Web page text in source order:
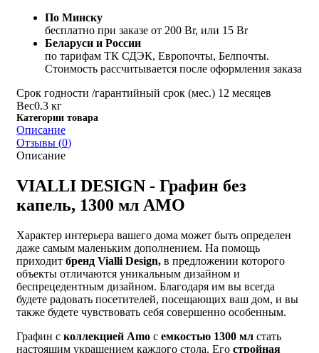
По Минску
бесплатно при заказе от 200 Br, или 15 Br
Беларуси и России
по тарифам ТК СДЭК, Европочты, Белпочты.
Стоимость рассчитывается после оформления заказа
Срок годности /гарантийный срок (мес.) 12 месяцев
Вес0.3 кг
Категории товара
Описание
Отзывы (0)
Описание
VIALLI DESIGN - Графин без
капель, 1300 мл AMO
Характер интерьера вашего дома может быть определен
даже самым маленьким дополнением. На помощь
приходит бренд Vialli Design, в предложении которого
объекты отличаются уникальным дизайном и
беспрецедентным дизайном. Благодаря им вы всегда
будете радовать посетителей, посещающих ваш дом, и вы
также будете чувствовать себя совершенно особенным.
Графин с коллекцией Amo с емкостью 1300 мл стать
настоящим украшением каждого стола. Его стройная